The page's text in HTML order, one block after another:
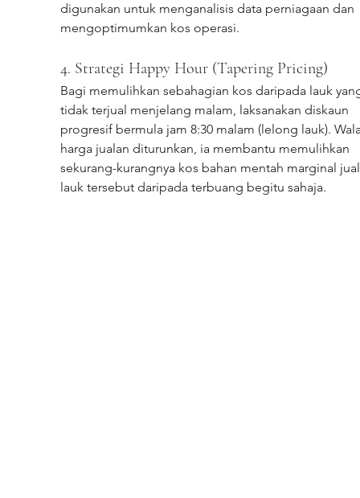
digunakan untuk menganalisis data perniagaan dan
mengoptimumkan kos operasi.
4. Strategi Happy Hour (Tapering Pricing)
Bagi memulihkan sebahagian kos daripada lauk
tidak terjual menjelang malam, laksanakan diskaun
progresif bermula jam 8:30 malam (lelong lauk).
harga jualan diturunkan, ia membantu memulihkan
sekurang-kurangnya kos bahan mentah marginal
lauk tersebut daripada terbuang begitu sahaja.